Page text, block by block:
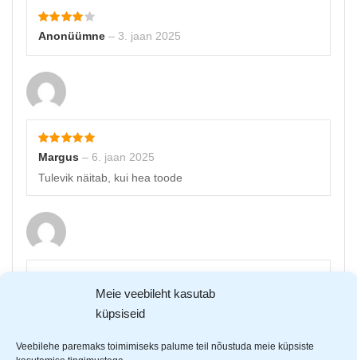
Meie veebileht kasutab
küpsiseid
Veebilehe paremaks toimimiseks palume teil nõustuda meie küpsiste
Anonüümne – 3. jaan 2025
Margus – 6. jaan 2025
Tulevik näitab, kui hea toode
16. jaan 2025
Hea kvaliteet, teravad ja mugavad.